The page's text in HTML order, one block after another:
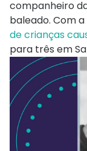
companheiro
baleado. Com
de crianças
para três em